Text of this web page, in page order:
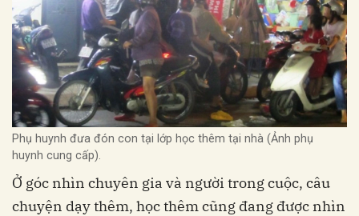
Phụ huynh đưa đón con tại lớp học thêm tại nhà (Ảnh phụ
huynh cung cấp).
Ở góc nhìn chuyên gia và người trong cuộc, câu
chuyện dạy thêm, học thêm cũng đang được nhìn